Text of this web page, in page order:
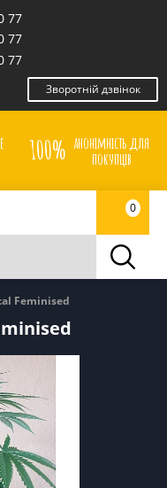
77
77
77
Зворотній дзвінок
100% анонімність для
покупців
0
Feminised